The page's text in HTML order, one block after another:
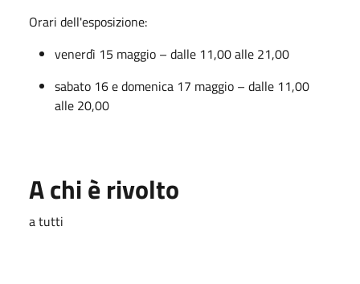
Orari dell'esposizione:
venerdì 15 maggio – dalle 11,00 alle 21,00
sabato 16 e domenica 17 maggio – dalle 11,00
alle 20,00
A chi è rivolto
a tutti